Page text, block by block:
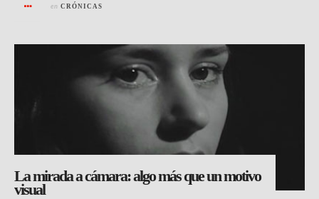
en CRÓNICAS
La mirada a cámara: algo más que un motivo
visual